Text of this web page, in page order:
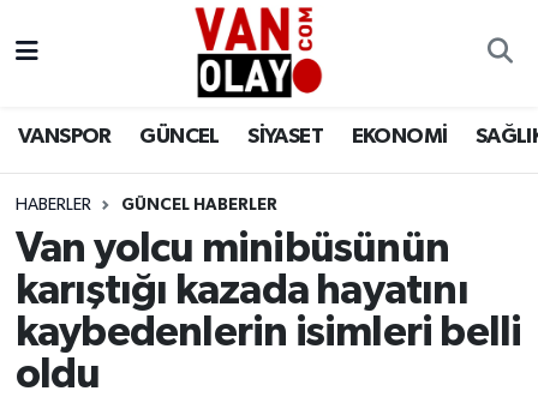
VANSPOR GÜNCEL SİYASET EKONOMİ
HABERLER GÜNCEL HABERLER
Van yolcu minibüsünün
karıştığı kazada hayatını
kaybedenlerin isimleri belli
oldu
Siyaset
Ekonomi
Sağlık
Van Nöbetçi Eczaneler
Van Namaz Vakitleri
Van Trafik Yoğunluk Haritası
Süper Lig Puan Durumu ve Fikstür